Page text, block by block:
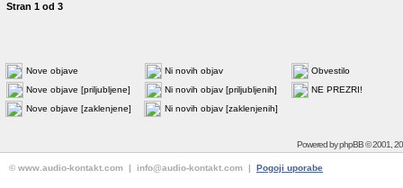
Stran 1 od 3
Nove objave Ni novih objav
Obvestilo
Nove objave [priljubljene]
Ni novih objav [priljubljenih]
NE PREZRI!
Nove objave [zaklenjene]
Ni novih objav [zaklenjenih]
Powered byphpBB© 2001,
© www.audio-kontakt.com | info@audio-kontakt.com | Pogoji uporabe